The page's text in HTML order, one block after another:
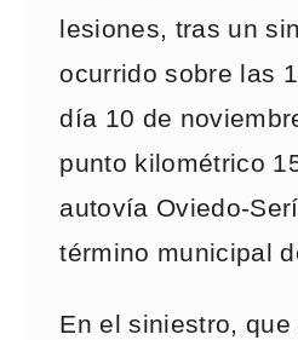
lesiones, tras un
ocurrido sobre las
día 10 de
punto kilométrico
autovía Oviedo-
término municipal
En el siniestro,